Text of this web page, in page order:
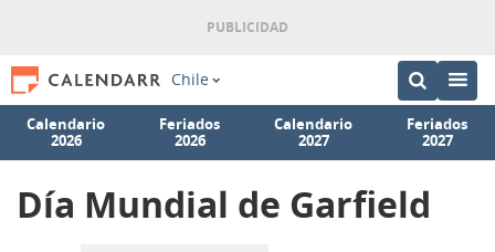
Chile
Calendario
2026
Feriados
2026
Calendario
2027
Feriados
2027
Día Mundial de Garfield